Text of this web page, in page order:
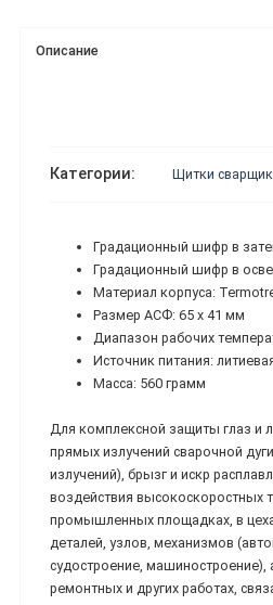
Описание
Категории: Щитки
Градационный шифр в
Градационный шифр в
Материал корпуса:
Размер АСФ: 65 х 41 мм
Диапазон рабочих
Источник питания:
Масса: 560 грамм
Для комплексной защиты глаз и
прямых излучений сварочной
излучений), брызг и искр
воздействия высокоскоростных
промышленных площадках, в
деталей, узлов, механизмов
судостроение,
ремонтных и других работах,